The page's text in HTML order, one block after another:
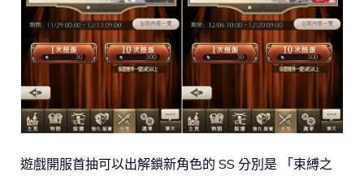
遊戲開服首抽可以出解鎖新角色的 SS 分別是 「束縛之